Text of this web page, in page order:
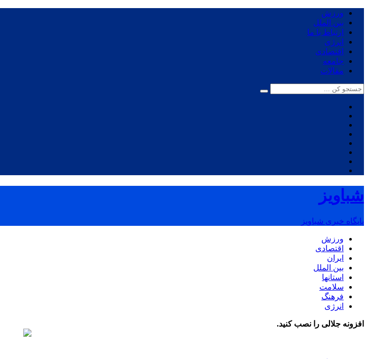
ورزش
بین الملل
ارتباط با ما
انرژی
اقتصادی
جامعه
مقالات
شباویز
پایگاه خبری شباویز
ورزش
اقتصادی
ایران
بین الملل
استانها
سلامت
فرهنگ
انرژی
افزونه جلالی را نصب کنید.